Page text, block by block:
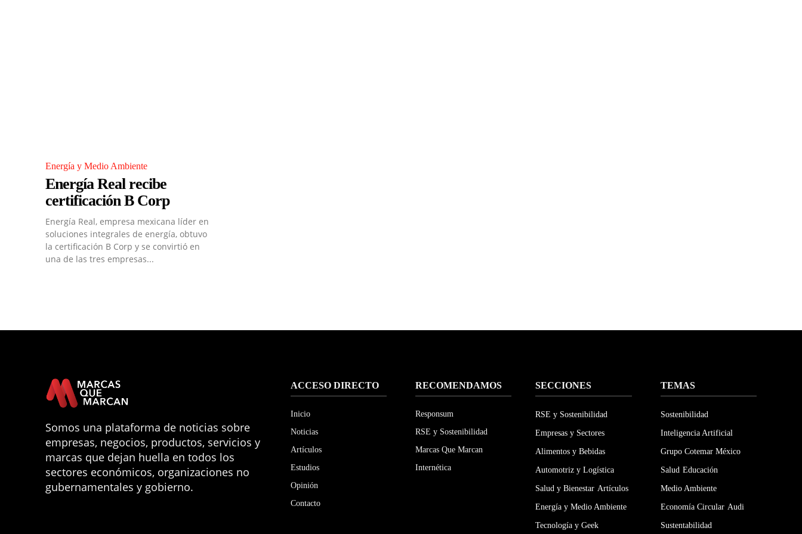
Energía y Medio Ambiente
Energía Real recibe
certificación B Corp
Energía Real, empresa mexicana líder en
soluciones integrales de energía, obtuvo
la certificación B Corp y se convirtió en
una de las tres empresas...
Somos una plataforma de noticias sobre
empresas, negocios, productos, servicios y
marcas que dejan huella en todos los
sectores económicos, organizaciones no
gubernamentales y gobierno.
ACCESO DIRECTO
Inicio
Noticias
Artículos
Estudios
Opinión
Contacto
RECOMENDAMOS
Responsum
RSE y Sostenibilidad
Marcas Que Marcan
Internética
SECCIONES
RSE y Sostenibilidad
Empresas y Sectores
Alimentos y Bebidas
Automotriz y Logística
Salud y Bienestar Artículos
Energía y Medio Ambiente
Tecnología y Geek
TEMAS
Sostenibilidad
Inteligencia Artificial
Grupo Cotemar México
Salud Educación
Medio Ambiente
Economía Circular Audi
Sustentabilidad